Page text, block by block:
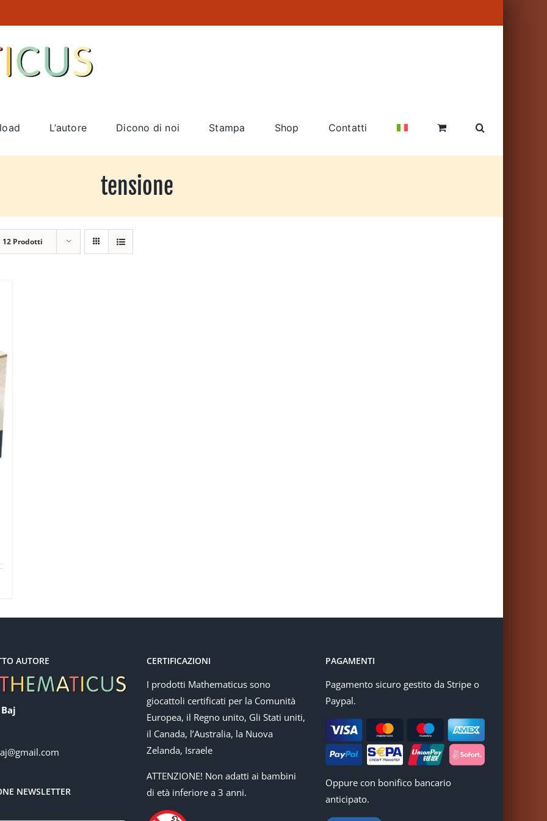
L’autore Dicono di noi Stampa Shop Contatti
tensione
12 Prodotti
AUTORE
NEWSLETTER
CERTIFICAZIONI
I prodotti Mathematicus sono
giocattoli certificati per la Comunità
Europea, il Regno unito, Gli Stati uniti,
il Canada, l’Australia, la Nuova
Zelanda, Israele
ATTENZIONE! Non adatti ai bambini
di età inferiore a 3 anni.
PAGAMENTI
Pagamento sicuro gestito da Stripe o
Paypal.
Oppure con bonifico bancario
anticipato.